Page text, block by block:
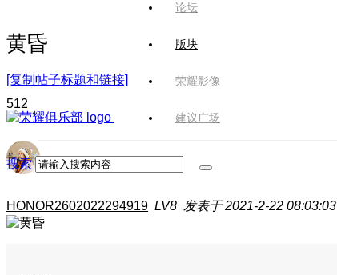
论坛
版块
荣耀影像
建议广场
搜索
黄昏
[复制帖子标题和链接]
512
HONOR2602022294919 LV8 发表于 2021-2-22 08:03:03